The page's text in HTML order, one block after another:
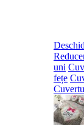
uni
fețe